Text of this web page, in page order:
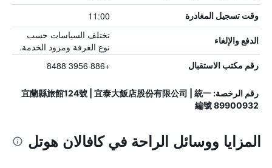
وقت تسجيل المغادرة 11:00
الدفع والإلغاء
تختلف السياسات حسب
نوع الغرفة ومزود الخدمة.
رقم مكتب الاستقبال +886 3956 8488
رقم الرخصة: 宜蘭縣旅館124號 | 宜泰大飯店股份有限公司 | 統一
編號 89900932
المزايا ووسائل الراحة في كافالان هوتل